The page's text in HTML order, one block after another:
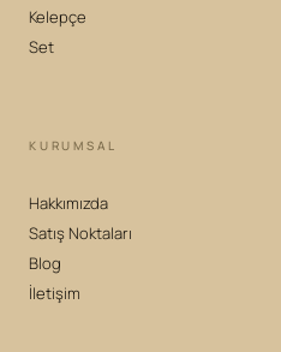
Kelepçe
Set
KURUMSAL
Hakkımızda
Satış Noktaları
Blog
İletişim